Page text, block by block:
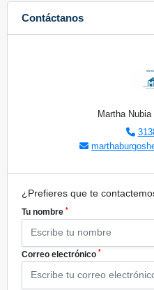
Contáctanos
Martha
¿Prefieres que te
Tu nombre *
Correo electrónico *